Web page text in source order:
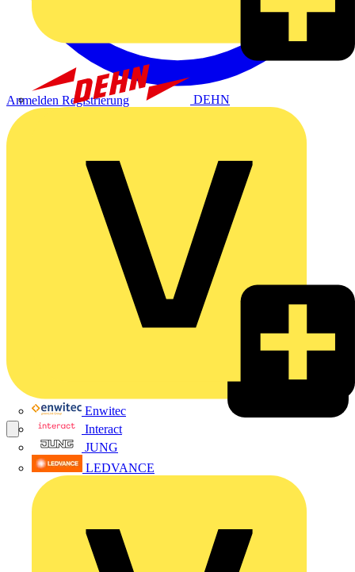
DEHN
Enwitec
Interact
JUNG
LEDVANCE
Anmelden Registrierung